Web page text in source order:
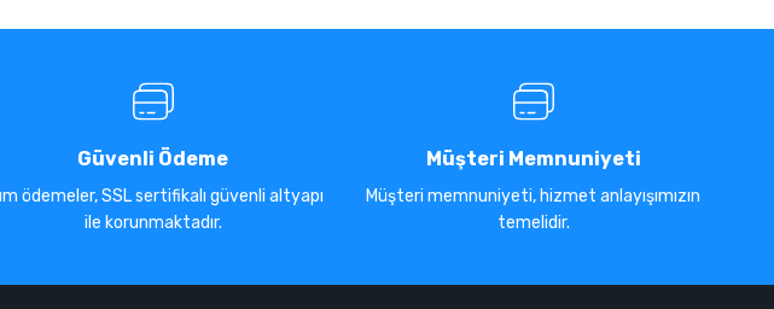
Güvenli Ödeme
ödemeler, SSL sertifikalı güvenli altyapı
ile korunmaktadır.
Müşteri Memnuniyeti
Müşteri memnuniyeti, hizmet anlayışımızın
temelidir.